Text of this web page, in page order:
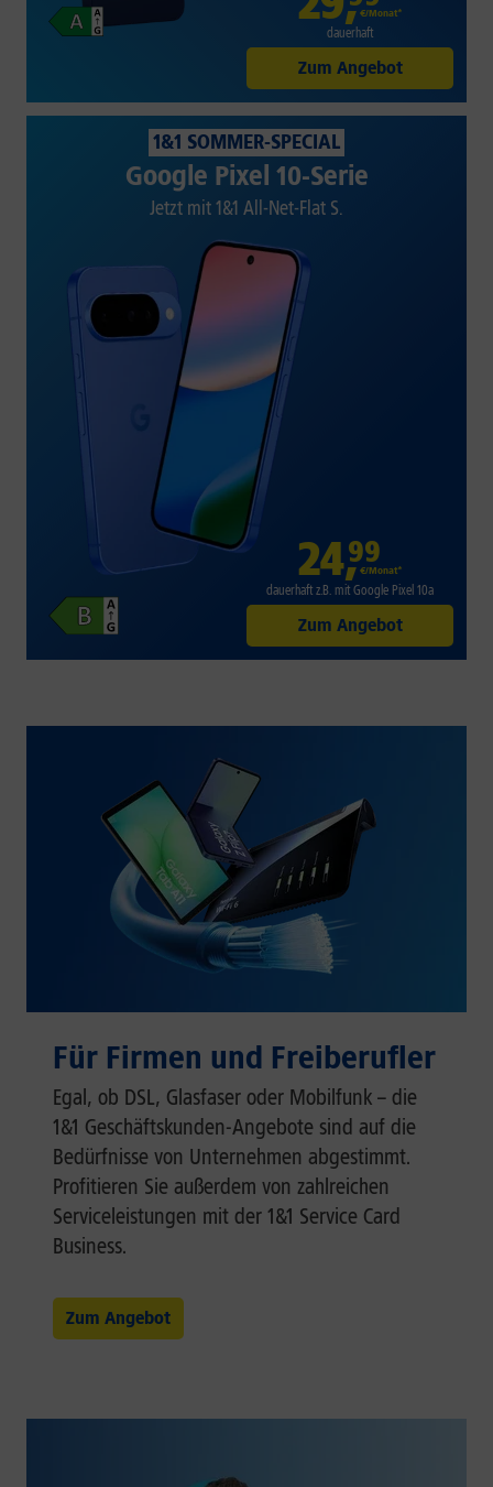
€/Monat*
dauerhaft
Zum Angebot
1&1 SOMMER-SPECIAL
Google Pixel 10-Serie
Jetzt mit 1&1 All-Net-Flat S.
24,99
€/Monat*
dauerhaft z.B. mit Google Pixel 10a
Zum Angebot
Für Firmen und Freiberufler
Egal, ob DSL, Glasfaser oder Mobilfunk – die
1&1 Geschäftskunden-Angebote sind auf die
Bedürfnisse von Unternehmen abgestimmt.
Profitieren Sie außerdem von zahlreichen
Serviceleistungen mit der 1&1 Service Card
Business.
Zum Angebot